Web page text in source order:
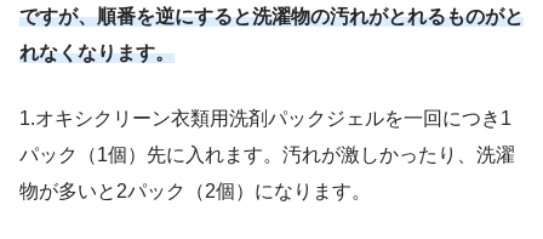
ですが、順番を逆にすると洗濯物の汚れがとれるものがと
れなくなります。
1.オキシクリーン衣類用洗剤パックジェルを一回につき1
パック（1個）先に入れます。汚れが激しかったり、洗濯
物が多いと2パック（2個）になります。